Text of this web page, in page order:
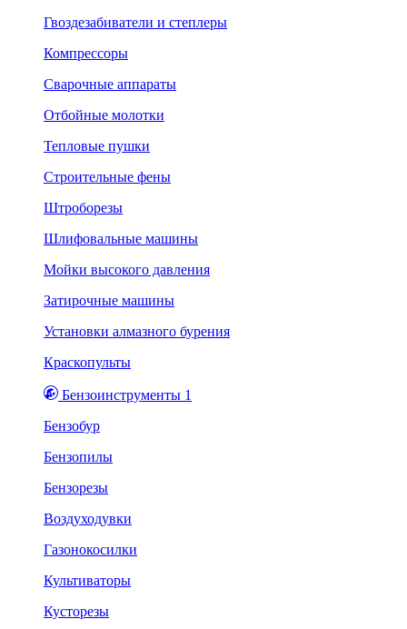
Гвоздезабиватели и степлеры
Компрессоры
Сварочные аппараты
Отбойные молотки
Тепловые пушки
Строительные фены
Штроборезы
Шлифовальные машины
Мойки высокого давления
Затирочные машины
Установки алмазного бурения
Краскопульты
Бензоинструменты 1
Бензобур
Бензопилы
Бензорезы
Воздуходувки
Газонокосилки
Культиваторы
Кусторезы